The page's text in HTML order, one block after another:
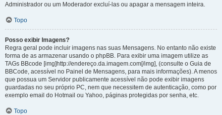
Administrador ou um Moderador excluí-las ou apagar a mensagem inteira.
Topo
Posso exibir Imagens?
Regra geral pode incluir imagens nas suas Mensagens. No entanto não existe
forma de as armazenar usando o phpBB. Para exibir uma imagem utilize as
TAGs BBcode [img]http://endereço.da.imagem.com[/img], (consulte o Guia de
BBCode, acessível no Painel de Mensagens, para mais informações). A menos
que possua um Servidor publicamente acessível não pode exibir imagens
guardadas no seu próprio PC, nem que necessitem de autenticação, como por
exemplo email do Hotmail ou Yahoo, páginas protegidas por senha, etc.
Topo